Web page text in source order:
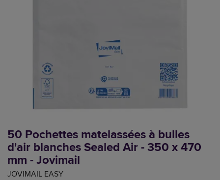
50 Pochettes matelassées à bulles
d'air blanches Sealed Air - 350 x 470
mm - Jovimail
JOVIMAIL EASY